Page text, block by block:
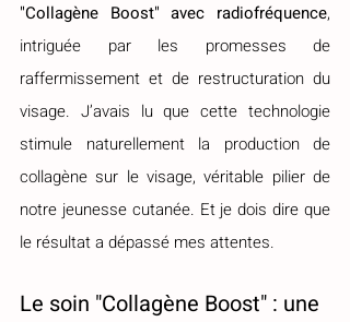
"Collagène Boost" avec radiofréquence,
intriguée par les promesses de
raffermissement et de restructuration du
visage. J’avais lu que cette technologie
stimule naturellement la production de
collagène sur le visage, véritable pilier de
notre jeunesse cutanée. Et je dois dire que
le résultat a dépassé mes attentes.
Le soin "Collagène Boost" : une